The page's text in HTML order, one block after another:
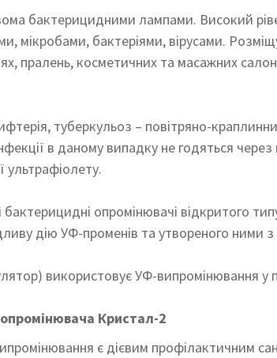
бактерицидними лампами. Високий
бактеріями, вірусами.
пралень, косметичних та масажних
туберкульоз – повітряно-
в даному випадку не годяться
ультрафіолету.
опромінювачі відкритого
дію УФ-променів та утвореного ними з
використовує УФ-випромінювання у
Кристал-2
є дієвим профілактичним